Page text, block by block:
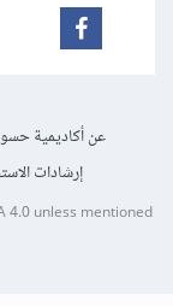
عن أكاديمية
إرشادات
4.0unless mentioned